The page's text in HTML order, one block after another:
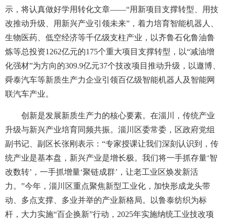
示，将认真做好学用转化文章——“用新项目支撑转型、用技
改推动升级、用新兴产业引领未来”，着力培育智能机器人、
生物医药、低空经济等千亿级支柱产业，以齐鲁石化鲁油鲁
炼等总投资1262亿元的175个重大项目支撑转型，以“减油增
化强材”为方向的309.9亿元37个技改项目推动升级，以遨博、
舜泰汽车等新质生产力企业引领百亿级智能机器人及智能网
联汽车产业。
创新是发展新质生产力的核心要素。在淄川，传统产业
升级与新兴产业培育同频共振。淄川区委常委，区政府党组
副书记、副区长张刚表示：“专家授课让我们深刻认识到，传
统产业是基本盘，新兴产业是增长极。我们将一手抓存量‘智
改数转’，一手抓增量‘聚链成群’，让老工业区焕发新活
力。”今年，淄川区重点聚焦新型工业化，加快形成龙头带
动、多点支撑、多业并举的产业新格局。以鲁泰纺织为标
杆，大力实施“百企换新”行动，2025年实施纳统工业技改项